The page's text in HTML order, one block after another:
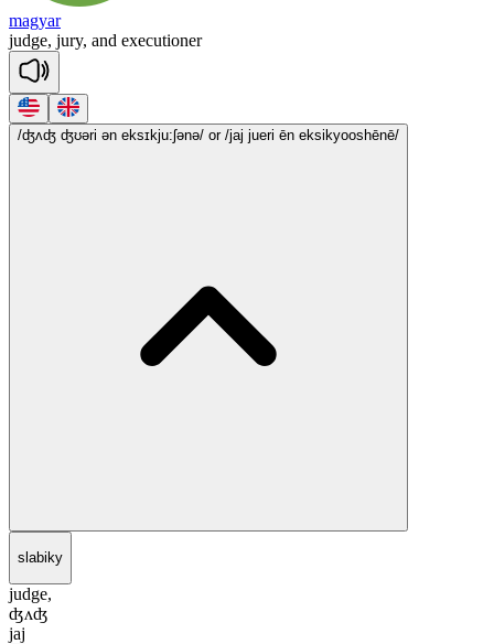
magyar
judge, jury, and executioner
/ʤʌʤ ʤʊəri ən eksɪkju:ʃənə/ or /jaj jueri ēn eksikyooshēnē/
slabiky
judge,
ʤʌʤ
jaj